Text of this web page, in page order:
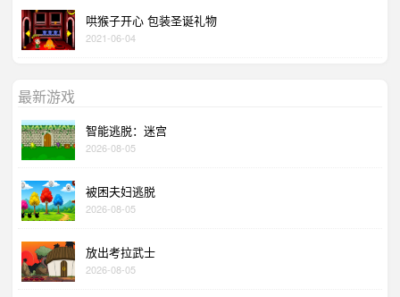
哄猴子开心 包装圣诞礼物
2021-06-04
最新游戏
智能逃脱：迷宫
2026-08-05
被困夫妇逃脱
2026-08-05
放出考拉武士
2026-08-05